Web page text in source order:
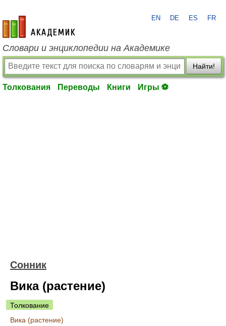
academic.ru
EN DE ES FR
Словари и энциклопедии на Академике
Найти!
Толкования Переводы Книги Игры ⚽
Сонник
Вика (растение)
Толкование
Вика (растение)